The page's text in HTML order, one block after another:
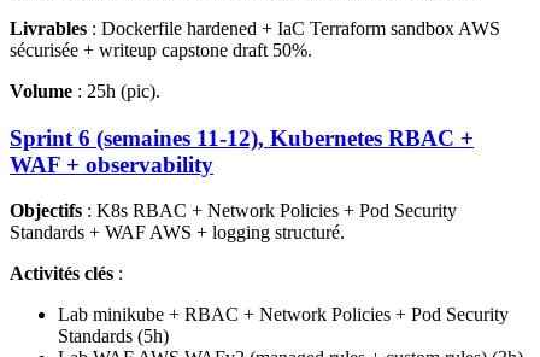
Livrables : Dockerfile hardened + IaC Terraform sandbox AWS
sécurisée + writeup capstone draft 50%.
Volume : 25h (pic).
Sprint 6 (semaines 11-12), Kubernetes RBAC +
WAF + observability
Objectifs : K8s RBAC + Network Policies + Pod Security
Standards + WAF AWS + logging structuré.
Activités clés :
Lab minikube + RBAC + Network Policies + Pod Security
Standards (5h)